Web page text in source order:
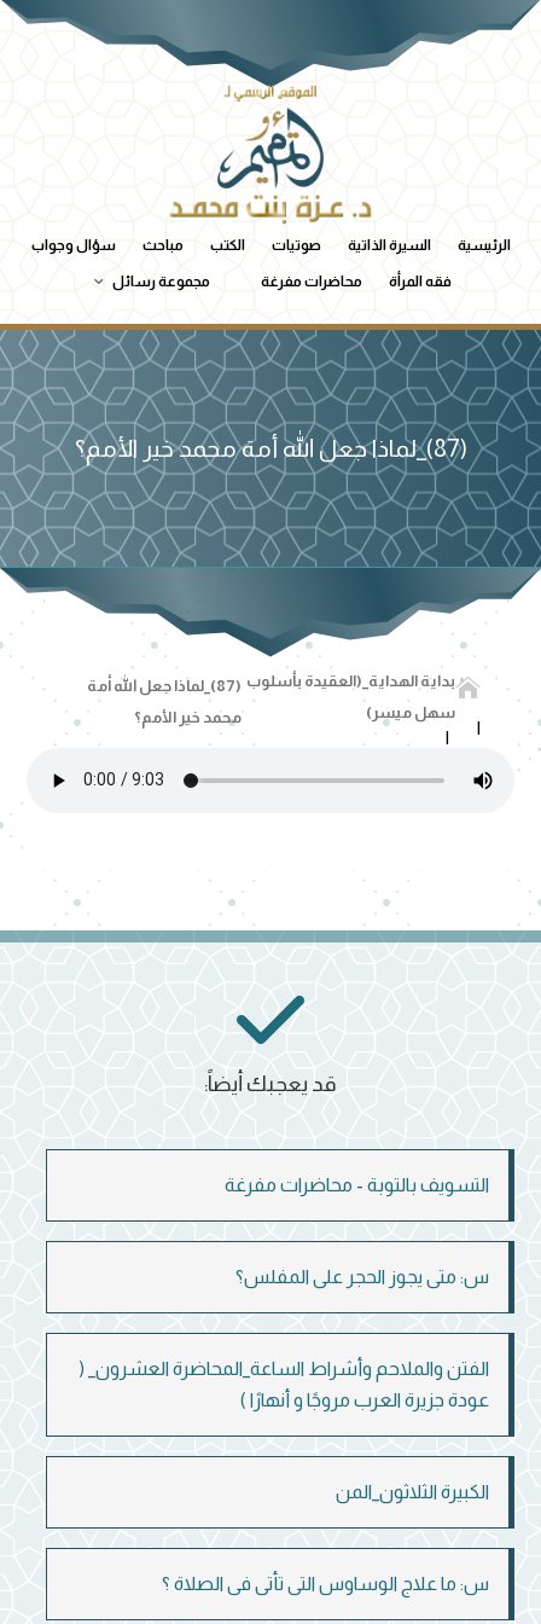
الرئيسية السيرة الذاتية صوتيات الكتب مباحث سؤال وجواب
فقه المرأة محاضرات مفرغة مجموعة رسائل
(87)_لماذا جعل الله أمة محمد خير الأمم؟
بداية الهداية_(العقيدة بأسلوب
سهل ميسر)
(87)_لماذا جعل الله أمة
محمد خير الأمم؟
التسويف بالتوبة - محاضرات مفرغة
س: متى يجوز الحجر على المفلس؟
الفتن والملاحم وأشراط الساعة_المحاضرة العشرون_ (
عودة جزيرة العرب مروجًا و أنهارًا )
الكبيرة الثلاثون_المن
س: ما علاج الوساوس التى تأتى فى الصلاة ؟
قد يعجبك أيضاً: